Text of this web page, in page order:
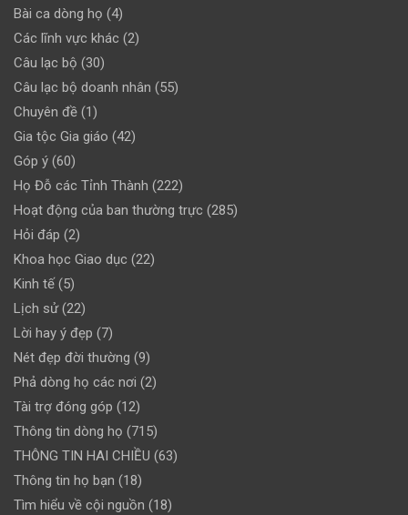
Bài ca dòng họ (4)
Các lĩnh vực khác (2)
Câu lạc bộ (30)
Câu lạc bộ doanh nhân (55)
Chuyên đề (1)
Gia tộc Gia giáo (42)
Góp ý (60)
Họ Đỗ các Tỉnh Thành (222)
Hoạt động của ban thường trực (285)
Hỏi đáp (2)
Khoa học Giao dục (22)
Kinh tế(5)
Lịch sử(22)
Lời hay ý đẹp (7)
Nét đẹp đời thường (9)
Phả dòng họ các nơi (2)
Tài trợ đóng góp (12)
Thông tin dòng họ (715)
THÔNG TIN HAI CHIỀU (63)
Thông tin họ bạn (18)
Tìm hiểu về cội nguồn (18)